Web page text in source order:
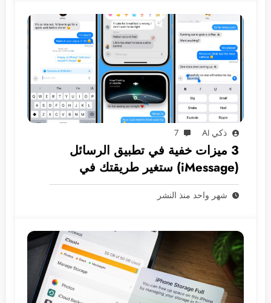
ذكي AI 7
3 ميزات خفية في تطبيق الرسائل
(iMessage) ستغير طريقتك في
المراسلة
شهر واحد منذ النشر